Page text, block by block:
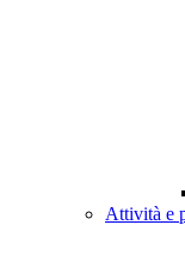
Attività e